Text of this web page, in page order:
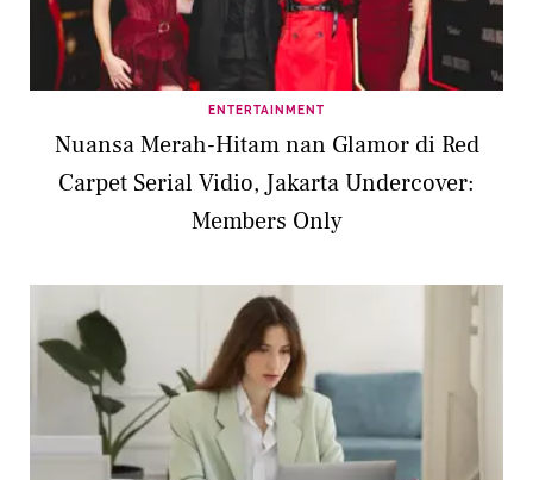
ENTERTAINMENT
Nuansa Merah-Hitam nan Glamor di Red
Carpet Serial Vidio, Jakarta Undercover:
Members Only